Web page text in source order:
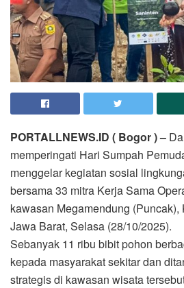
PORTALLNEWS.ID ( Bogor ) –
memperingati Hari Sumpah
menggelar kegiatan sosial
bersama 33 mitra Kerja Sama
kawasan Megamendung (Puncak),
Jawa Barat, Selasa (28/10/2025).
Sebanyak 11 ribu bibit pohon
kepada masyarakat sekitar dan
strategis di kawasan wisata